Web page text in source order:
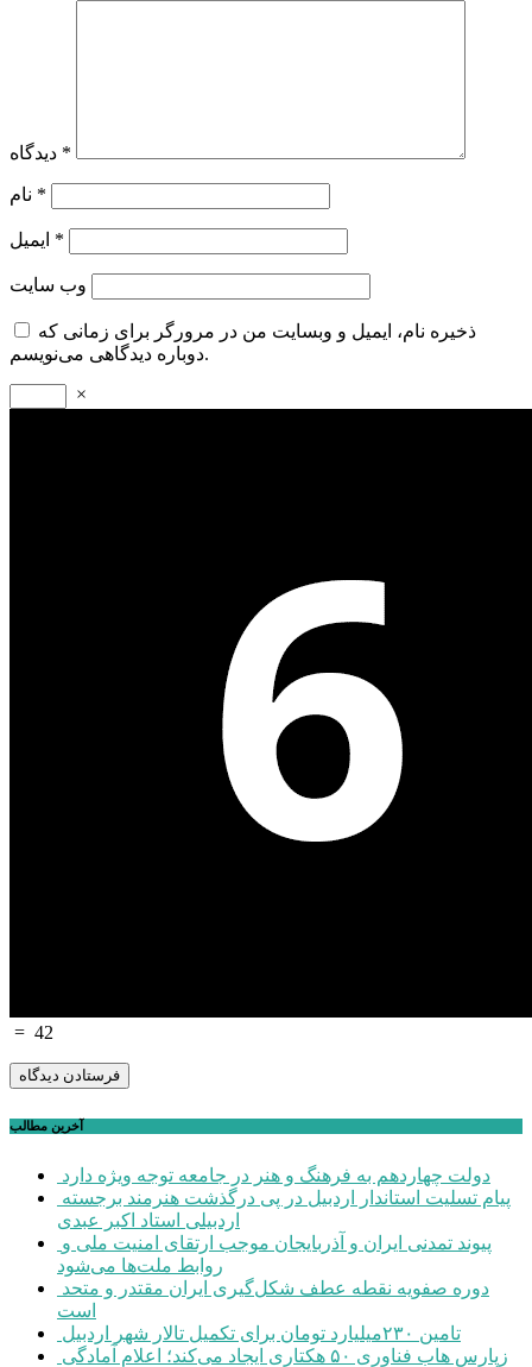
*
*
*
وب‌ سایت
ذخیره نام، ایمیل و وبسایت من در مرورگر برای زمانی که
دوباره دیدگاهی می‌نویسم.
×
= 42
آخرین مطالب
دولت چهاردهم به فرهنگ و هنر در جامعه توجه ویژه دارد
اردبیلی استاد اکبر عبدی
روابط ملت‌ها می‌شود
است
تامین ۲۳۰میلیارد تومان برای تکمیل تالار شهر اردبیل